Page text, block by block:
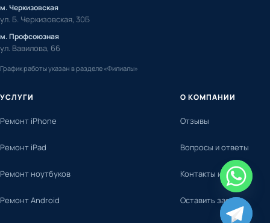
УСЛУГИ
Ремонт iPhone
Ремонт iPad
Ремонт ноутбуков
Ремонт Android
О КОМПАНИИ
Отзывы
Вопросы и ответы
Контакты и адреса
Оставить заявку
м. Черкизовская
ул. Б. Черкизовская, 30Б
м. Профсоюзная
ул. Вавилова, 66
График работы указан в разделе «Филиалы»
chaty